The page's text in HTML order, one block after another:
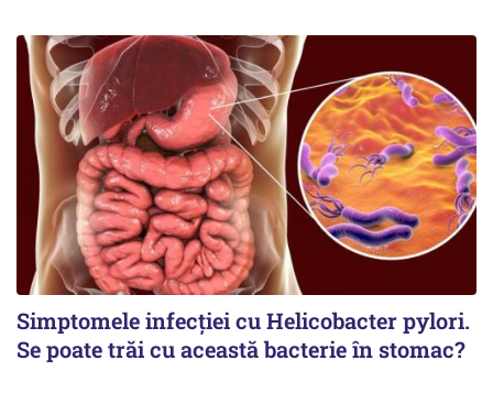
Simptomele infecției cu Helicobacter pylori.
Se poate trăi cu această bacterie în stomac?